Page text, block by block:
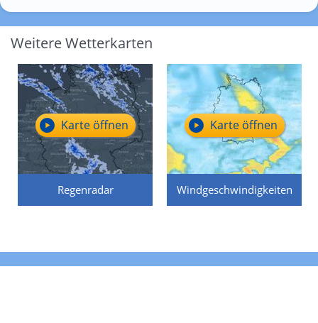
Weitere Wetterkarten
Regenradar
Karte öffnen
Windgeschwindigkeiten
Karte öffnen